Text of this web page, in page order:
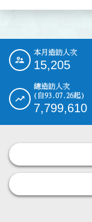
::: 本月造訪人次
15,205
總造訪人次
(自93.07.26起)
7,799,610